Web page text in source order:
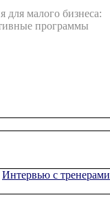
малого бизнеса:
программы
Интервью с тренерами